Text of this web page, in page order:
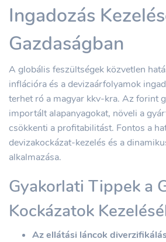
Ingadozás
Gazdaságban
A globális feszültségek közvetlen
inflációra és a devizaárfolyamok
terhet ró a magyar kkv-kra. Az forint
importált alapanyagokat, növeli a
csökkenti a profitabilitást. Fontos a
devizakockázat-kezelés és a
alkalmazása.
Gyakorlati Tippek a
Kockázatok
Az ellátási láncok